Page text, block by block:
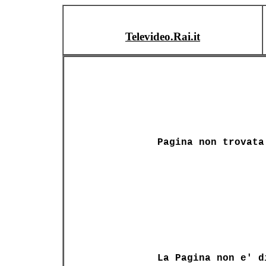
Televideo.Rai.it
Pagina non trovata
La Pagina non e'